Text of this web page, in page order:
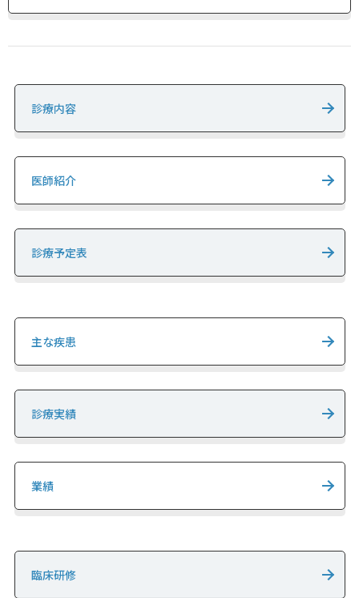
診療内容
医師紹介
診療予定表
主な疾患
診療実績
業績
臨床研修